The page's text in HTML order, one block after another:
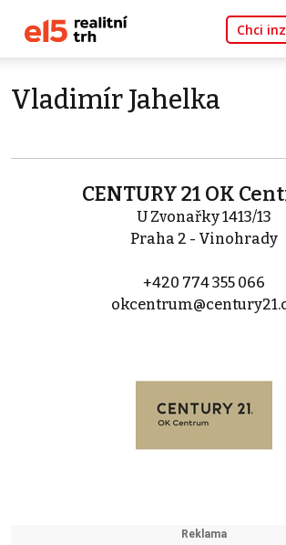
Chci
Vladimír Jahelka
CENTURY 21 OK
U Zvonařky 1413/13
Praha 2 - Vinohrady
+420 774 355 066